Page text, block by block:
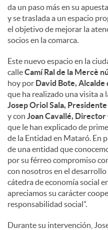
da un paso más en su
y se traslada a un espacio
el objetivo de mejorar la
socios en la comarca.
Este nuevo espacio en la
calleCamí Ral de la Mercè
hoy por David Bote,
que ha realizado una visita a
Josep Oriol Sala,
y con Joan Cavallé,
que le han explicado de
de la Entidad en Mataró. En
de una entidad que
por su férreo compromiso
con nosotros en el
cátedra de economía social
apreciamos su carácter
responsabilidad social”.
Durante su intervención,